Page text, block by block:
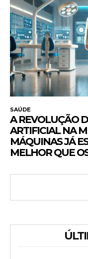
SAÚDE
A REVOLUÇÃO
ARTIFICIAL NA
MÁQUINAS JÁ
MELHOR QUE